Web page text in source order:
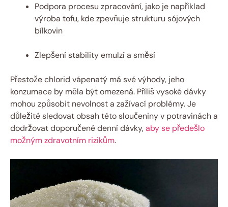
Podpora procesu zpracování, jako je například
výroba tofu, kde zpevňuje strukturu sójových
bílkovin
Zlepšení stability emulzí a směsí
Přestože chlorid vápenatý má své výhody, jeho
konzumace by měla být omezená. Příliš vysoké dávky
mohou způsobit nevolnost a zažívací problémy. Je
důležité sledovat obsah této sloučeniny v potravinách a
dodržovat doporučené denní dávky,aby se předešlo
možným zdravotním rizikům.